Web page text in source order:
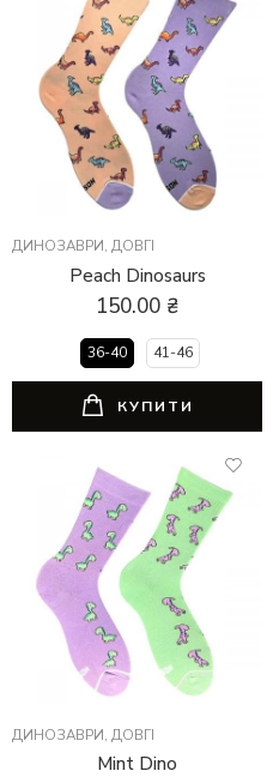
ДИНОЗАВРИ, ДОВГІ
Peach Dinosaurs
150.00 ₴
36-40 41-46
КУПИТИ
ДИНОЗАВРИ, ДОВГІ
Mint Dino